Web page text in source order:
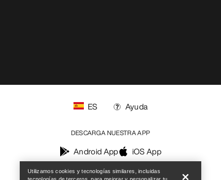
SÍGUENOS EN LAS REDES SOCIALES
ES Ayuda
DESCARGA NUESTRA APP
Android App iOS App
Utilizamos cookies y tecnologías similares, incluidas